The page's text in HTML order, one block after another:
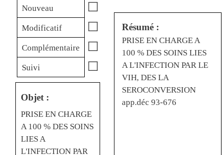
Nouveau ☐
Modificatif ☐
Complémentaire ☐
Suivi ☐
Objet :
PRISE EN CHARGE
A 100 % DES SOINS
LIES A
L'INFECTION PAR
Résumé :
PRISE EN CHARGE A
100 % DES SOINS LIES
A L'INFECTION PAR LE
VIH, DES LA
SEROCONVERSION
app.déc 93-676